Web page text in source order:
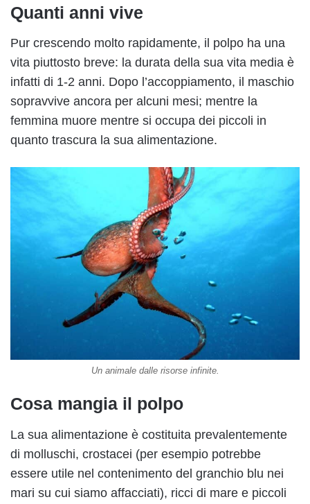
Quanti anni vive
Pur crescendo molto rapidamente, il polpo ha una
vita piuttosto breve: la durata della sua vita media è
infatti di 1-2 anni. Dopo l’accoppiamento, il maschio
sopravvive ancora per alcuni mesi; mentre la
femmina muore mentre si occupa dei piccoli in
quanto trascura la sua alimentazione.
Un animale dalle risorse infinite.
Cosa mangia il polpo
La sua alimentazione è costituita prevalentemente
di molluschi, crostacei (per esempio potrebbe
essere utile nel contenimento del granchio blu nei
mari su cui siamo affacciati), ricci di mare e piccoli